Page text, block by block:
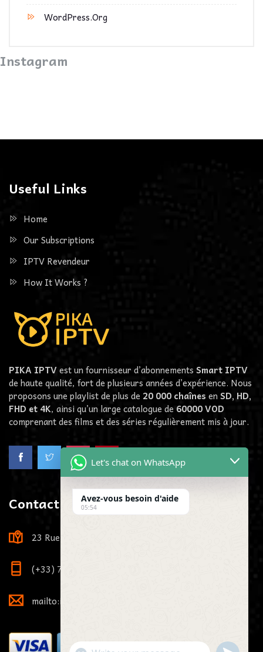
WordPress.org
Instagram
Useful Links
Home
Our Subscriptions
IPTV Revendeur
How It Works ?
PIKA IPTVest un fournisseur d’abonnements Smart IPTV
de haute qualité, fort de plusieurs années d’expérience. Nous
proposons une playlist de plus de 20 000 chaînes en SD, HD,
FHD et 4K, ainsi qu’un large catalogue de 60000VOD
comprenant des films et des séries régulièrement mis à jour.
Contact us
23 Rue Louis Viardot, 21000 Dijon, France
(+33) 7 73 81 71 29
mailto:info@pikaiptv.me
Let's chat on WhatsApp
Avez-vous besoin d'aide
05:54